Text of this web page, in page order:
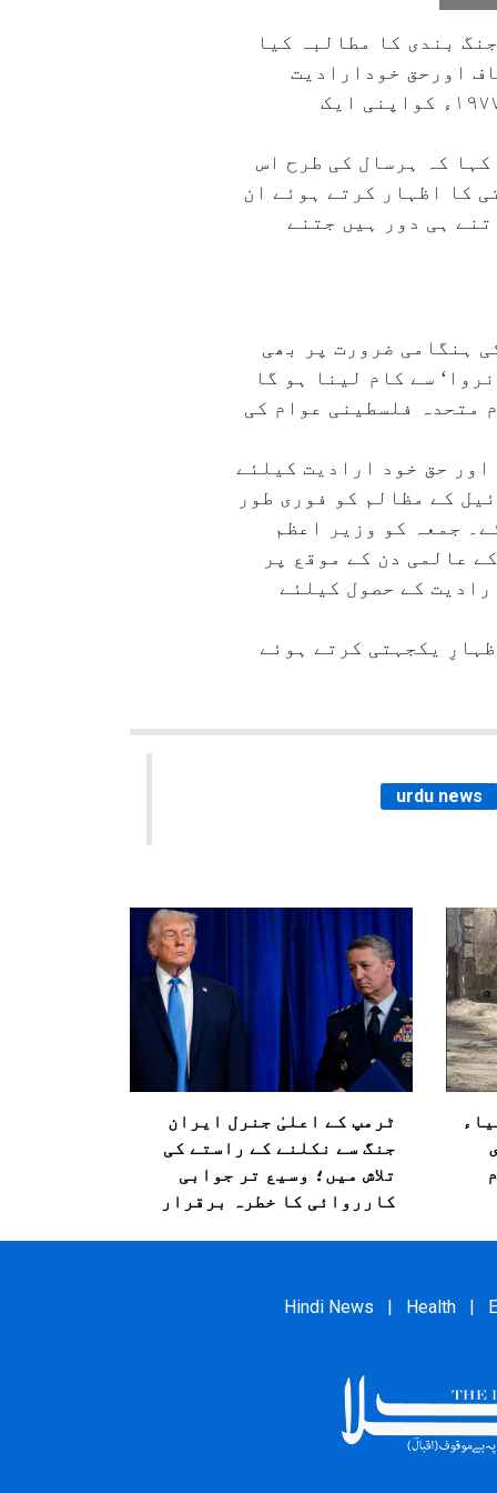
بندی کا مطالبہ کیا
انصاف اورحق خودارادیت
کیلئے یکجہتی کا اظہارکرتی ہے۔ اس کا آغاز اقوام متحدہ کی جنرل اسمبلی نے۲؍ دسمبر۱۹۷۷ء کواپنی ایک
کہ ہرسال کی طرح اس
کا اظہار کرتے ہوئے ان
ہی دور ہیں جتنے
ہنگامی ضرورت پر بھی
سے کام لینا ہو گا
متحدہ فلسطینی عوام کی
حق خود ارادیت کیلئے
کے مظالم کو فوری طور
جمعہ کو وزیر اعظم
عالمی دن کے موقع پر
کے حصول کیلئے
یکجہتی کرتے ہوئے
urdu news
ٹرمپ کے اعلیٰ جنرل ایران
جنگ سے نکلنے کے راستے کی
تلاش میں؛ وسیع تر جوابی
کارروائی کا خطرہ برقرار
Hindi News | Health |